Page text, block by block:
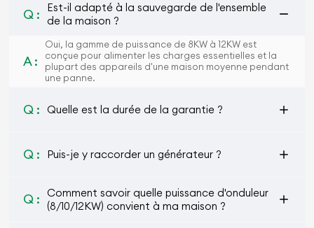
Q :
Est-il adapté à la sauvegarde de l'ensemble
de la maison ?
A :
Oui, la gamme de puissance de 8KW à 12KW est
conçue pour alimenter les charges essentielles et la
plupart des appareils d'une maison moyenne pendant
une panne.
Q : Quelle est la durée de la garantie ?
Q : Puis-je y raccorder un générateur ?
Q :
Comment savoir quelle puissance d'onduleur
(8/10/12KW) convient à ma maison ?